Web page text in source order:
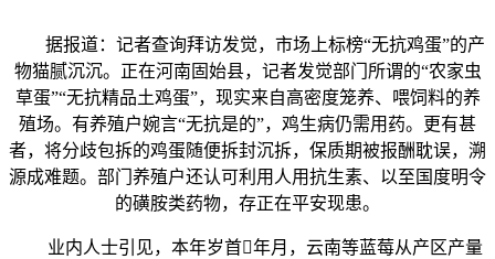
据报道：记者查询拜访发觉，市场上标榜“无抗鸡蛋”的产
物猫腻沉沉。正在河南固始县，记者发觉部门所谓的“农家虫
草蛋”“无抗精品土鸡蛋”，现实来自高密度笼养、喂饲料的养
殖场。有养殖户婉言“无抗是的”，鸡生病仍需用药。更有甚
者，将分歧包拆的鸡蛋随便拆封沉拆，保质期被报酬耽误，溯
源成难题。部门养殖户还认可利用人用抗生素、以至国度明令
的磺胺类药物，存正在平安现患。
业内人士引见，本年岁首年月，云南等蓝莓从产区产量